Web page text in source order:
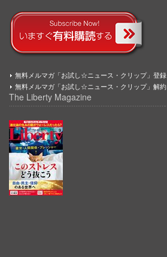
無料メルマガ「お試し☆ニュース・クリップ」登録
無料メルマガ「お試し☆ニュース・クリップ」解約
The Liberty Magazine